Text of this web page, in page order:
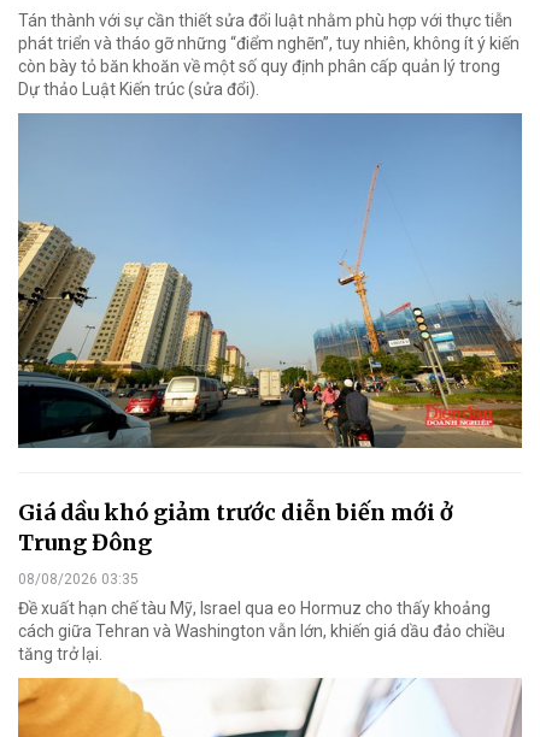
Tán thành với sự cần thiết sửa đổi luật nhằm phù hợp với thực tiễn
phát triển và tháo gỡ những “điểm nghẽn”, tuy nhiên, không ít ý kiến
còn bày tỏ băn khoăn về một số quy định phân cấp quản lý trong
Dự thảo Luật Kiến trúc (sửa đổi).
Giá dầu khó giảm trước diễn biến mới ở
Trung Đông
08/08/2026 03:35
Đề xuất hạn chế tàu Mỹ, Israel qua eo Hormuz cho thấy khoảng
cách giữa Tehran và Washington vẫn lớn, khiến giá dầu đảo chiều
tăng trở lại.